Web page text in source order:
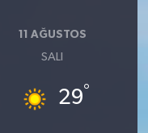
11 AĞUSTOS
SALI
29°